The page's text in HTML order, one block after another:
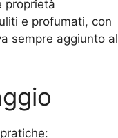
proprietà
e profumati, con
sempre aggiunto al